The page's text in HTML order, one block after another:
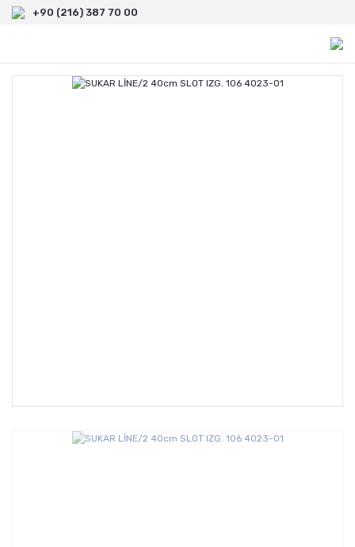
+90 (216) 387 70 00